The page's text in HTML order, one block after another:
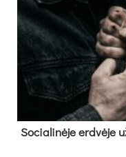
So­cia­li­nė­je erd­vė­je